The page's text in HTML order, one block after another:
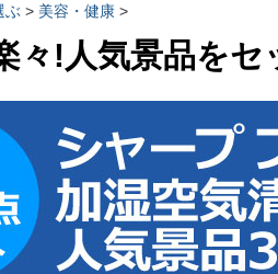
ぶ > 美容・健康 >
々!人気景品をセ